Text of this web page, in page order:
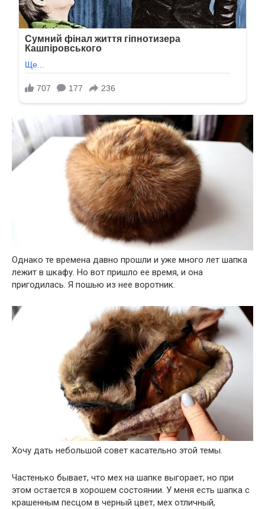
Однако те времена давно прошли и уже много лет шапка
лежит в шкафу. Но вот пришло ее время, и она
пригодилась. Я пошью из нее воротник.
Хочу дать небольшой совет касательно этой темы.
Частенько бывает, что мех на шапке выгорает, но при
этом остается в хорошем состоянии. У меня есть шапка с
крашенным песцом в черный цвет, мех отличный,